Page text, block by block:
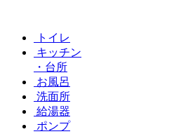
トイレ
キッチン
・台所
お風呂
洗面所
給湯器
ポンプ